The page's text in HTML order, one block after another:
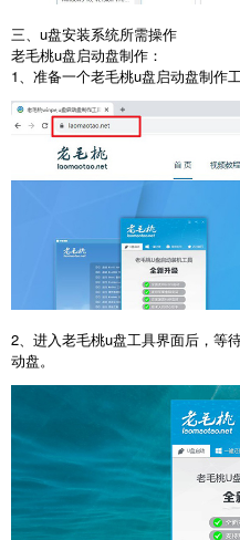
三、 u盘安装系统所需操作
老毛桃u盘启动盘制作：
1、准备一个老毛桃u盘启动盘制作
2、进入老毛桃u盘工具界面后，等
动盘。